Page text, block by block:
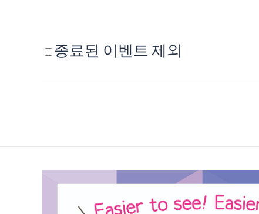
종료된 이벤트 제외